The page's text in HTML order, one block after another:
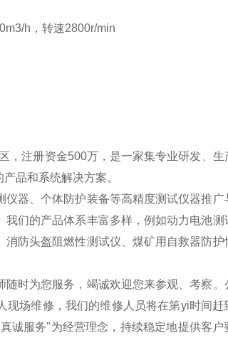
h ，转速2800r/min
，注册资金500万，是一家集专业研发、生
品和系统解决方案。
器、个体防护装备等高精度测试仪器推广
们的产品体系丰富多样，例如动力电池测
防头盔阻燃性测试仪、煤矿用自救器防护
时为您服务，竭诚欢迎您来参观、考察。
场维修，我们的维修人员将在第yi时间赶
诚服务"为经营理念，持续稳定地提供客户